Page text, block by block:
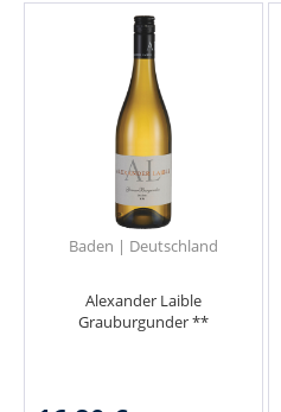
Baden | Deutschland
Alexander Laible
Grauburgunder **